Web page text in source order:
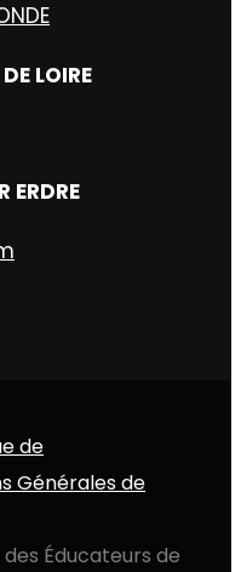
LOIRE
ERDRE
de
Générales de
Éducateurs de